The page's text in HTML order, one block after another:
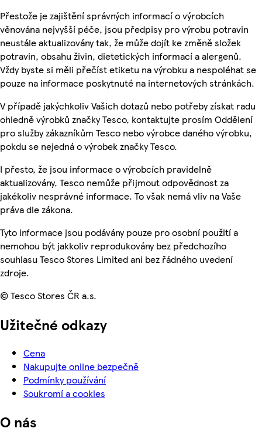
Přestože je zajištění správných informací o výrobcích
věnována nejvyšší péče, jsou předpisy pro výrobu potravin
neustále aktualizovány tak, že může dojít ke změně složek
potravin, obsahu živin, dietetických informací a alergenů.
Vždy byste si měli přečíst etiketu na výrobku a nespoléhat se
pouze na informace poskytnuté na internetových stránkách.
V případě jakýchkoliv Vašich dotazů nebo potřeby získat radu
ohledně výrobků značky Tesco, kontaktujte prosím Oddělení
pro služby zákazníkům Tesco nebo výrobce daného výrobku,
pokdu se nejedná o výrobek značky Tesco.
I přesto, že jsou informace o výrobcích pravidelně
aktualizovány, Tesco nemůže přijmout odpovědnost za
jakékoliv nesprávné informace. To však nemá vliv na Vaše
práva dle zákona.
Tyto informace jsou podávány pouze pro osobní použití a
nemohou být jakkoliv reprodukovány bez předchozího
souhlasu Tesco Stores Limited ani bez řádného uvedení
zdroje.
© Tesco Stores ČR a.s.
Užitečné odkazy
Cena
Nakupujte online bezpečně
Podmínky používání
Soukromí a cookies
O nás